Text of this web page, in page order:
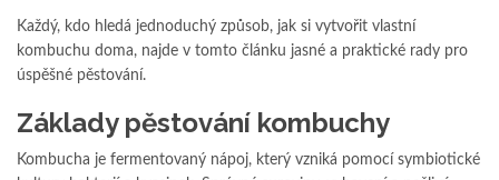
Každý, kdo hledá jednoduchý způsob, jak si vytvořit vlastní
kombuchu doma, najde v tomto článku jasné a praktické rady pro
úspěšné pěstování.
Základy pěstování kombuchy
Kombucha je fermentovaný nápoj, který vzniká pomocí symbiotické